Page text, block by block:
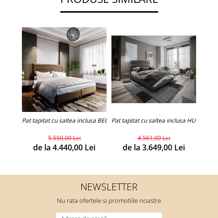
Pat tapitat cu saltea inclusa BELLINI
5.550,00 Lei
de la 4.440,00 Lei
Pat tapitat cu saltea inclusa HUGO
4.561,00 Lei
de la 3.649,00 Lei
NEWSLETTER
Nu rata ofertele si promotiile noastre